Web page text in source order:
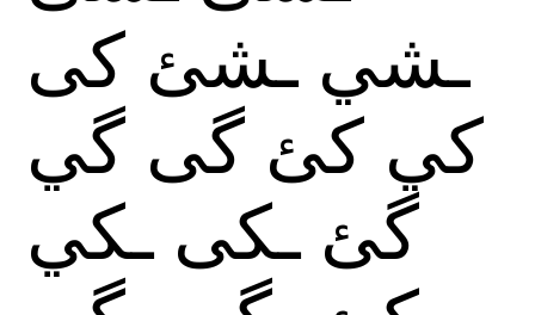
ـشي ـشئ كى
كي كئ گى گي
گئ ـكى ـكي